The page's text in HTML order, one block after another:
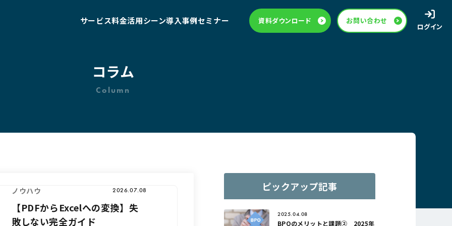
サービス料金活用シーン導入事例セミナー 資料ダウンロード お問い合わせ
ログイン
コラム
Column
ノウハウ 2026.07.08
【PDFからExcelへの変換】失
敗しない完全ガイド
ピックアップ記事
2025.04.08
BPOのメリットと課題② 2025年